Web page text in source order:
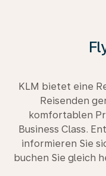
KLM bietet eine
Reisenden
komfortablen
Business Class.
informieren Sie
buchen Sie gleich